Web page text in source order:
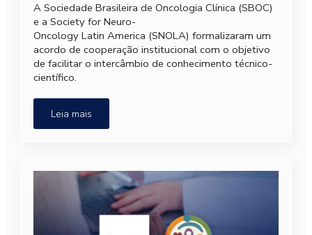
A Sociedade Brasileira de Oncologia Clínica (SBOC)
e a Society for Neuro-
Oncology Latin America (SNOLA) formalizaram um
acordo de cooperação institucional com o objetivo
de facilitar o intercâmbio de conhecimento técnico-
científico.
Leia mais